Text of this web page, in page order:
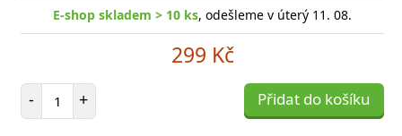
E-shop skladem > 10 ks, odešleme v úterý 11. 08.
299 Kč
- Počet položek
+ Přidat do košíku